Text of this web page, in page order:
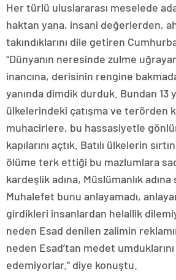
Her türlü uluslararası meselede
haktan yana, insani değerlerden,
takındıklarını dile getiren
“Dünyanın neresinde zulme
inancına, derisinin rengine
yanında dimdik durduk. Bundan 13
ülkelerindeki çatışma ve terörden
muhacirlere, bu hassasiyetle
kapılarını açtık. Batılı ülkelerin
ölüme terk ettiği bu mazlumlara
kardeşlik adına, Müslümanlık adına
Muhalefet bunu anlayamadı,
girdikleri insanlardan helallik
neden Esad denilen zalimin
neden Esad’tan medet
edemiyorlar.” diye konuştu.